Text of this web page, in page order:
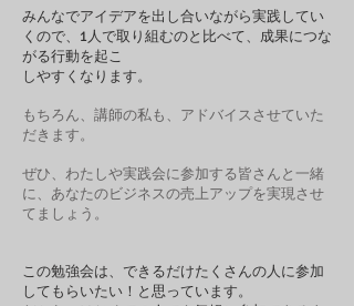
みんなでアイデアを出し合いながら実践してい
くので、1人で取り組むのと比べて、成果につな
がる行動を起こ
しやすくなります。
もちろん、講師の私も、アドバイスさせていた
だきます。
ぜひ、わたしや実践会に参加する皆さんと一緒
に、あなたのビジネスの売上アップを実現させ
てましょう。
この勉強会は、できるだけたくさんの人に参加
してもらいたい！と思っています。